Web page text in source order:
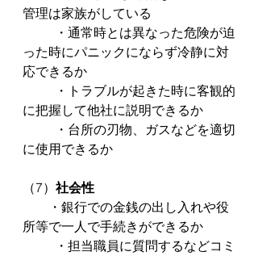
管理は家族がしている
った時にパニックにならず冷静に対
応できるか
に把握して他社に説明できるか
に使用できるか
（7） 社会性
所等で一人で手続きができるか